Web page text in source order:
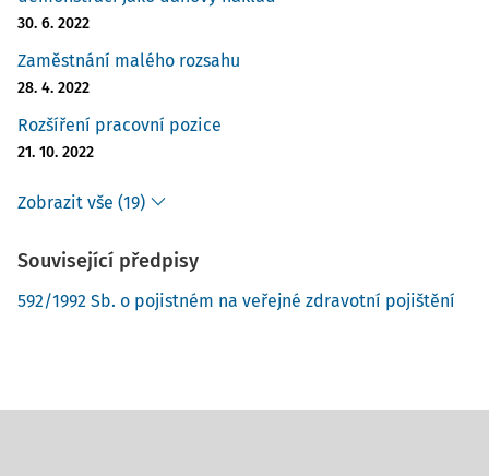
30. 6. 2022
Zaměstnání malého rozsahu
28. 4. 2022
Rozšíření pracovní pozice
21. 10. 2022
Zobrazit vše (19)
Související předpisy
592/1992 Sb. o pojistném na veřejné zdravotní pojištění